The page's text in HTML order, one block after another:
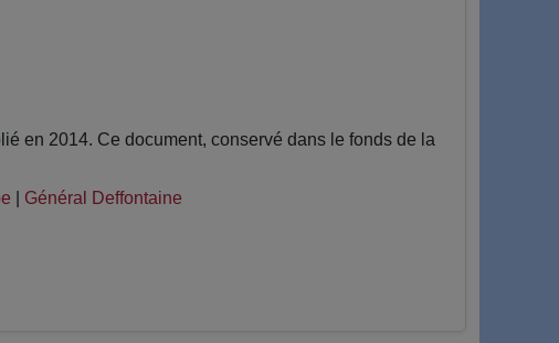
en 2014. Ce document, conservé dans le fonds de la
Général Deffontaine